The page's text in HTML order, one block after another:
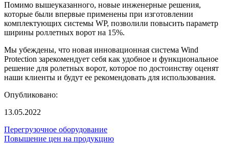
Помимо вышеуказанного, новые инженерные решения,
которые были впервые применены при изготовлении
комплектующих системы WP, позволили повысить параметр
ширины роллетных ворот на 15%.
Мы убеждены, что новая инновационная система Wind
Protection зарекомендует себя как удобное и функциональное
решение для ролетных ворот, которое по достоинству оценят
наши клиенты и будут ее рекомендовать для использования.
Опубликовано:
13.05.2022
Перегрузочное оборудование
Повышение цен на продукцию